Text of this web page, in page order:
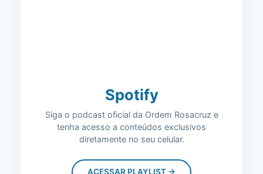
Spotify
Siga o podcast oficial da Ordem Rosacruz e
tenha acesso a conteúdos exclusivos
diretamente no seu celular.
ACESSAR PLAYLIST →